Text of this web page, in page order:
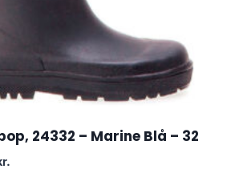
24332 – Marine Blå – 32